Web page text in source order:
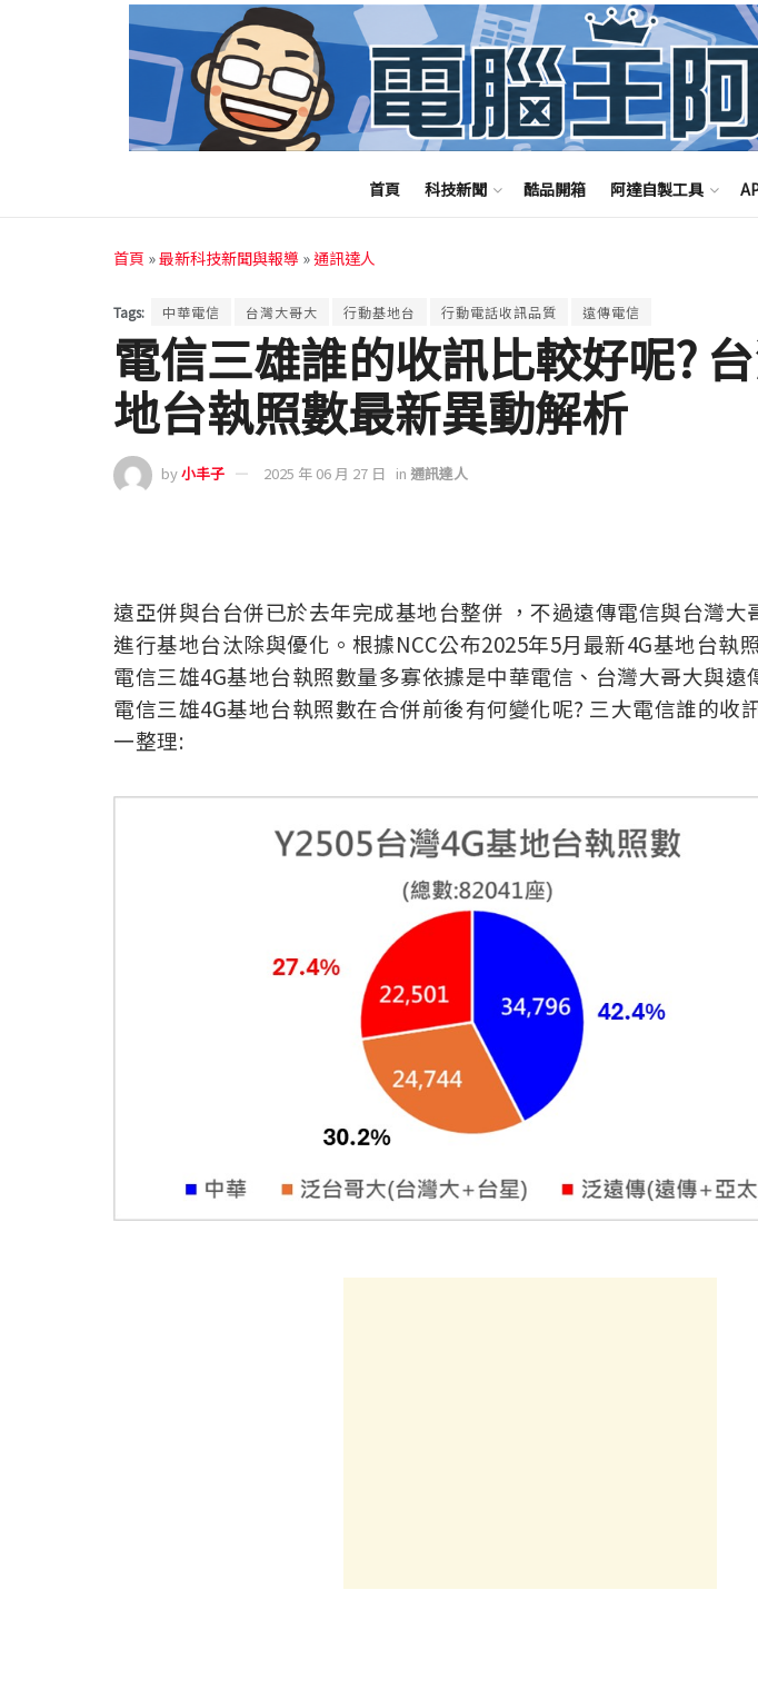
首頁 科技新聞 酷品開箱 阿達自製工具
首頁 »最新科技新聞與報導 »通訊達人
Tags: 中華電信 台灣大哥大 行動基地台 行動電話收訊品質 遠傳電信
電信三雄誰的收訊比較好呢?
地台執照數最新異動解析
by小丰子 2025 年 06 月 27 日 in 通訊達人
遠亞併與台台併已於去年完成基地台整併 ，不過遠傳電信與台灣大
進行基地台汰除與優化。根據NCC公布2025年5月最新4G基地台執
電信三雄4G基地台執照數量多寡依據是中華電信、台灣大哥大與遠
電信三雄4G基地台執照數在合併前後有何變化呢? 三大電信誰的收
一整理: